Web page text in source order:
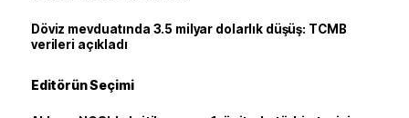
Döviz mevduatında 3.5 milyar dolarlık düşüş: TCMB
verileri açıkladı
Editörün Seçimi